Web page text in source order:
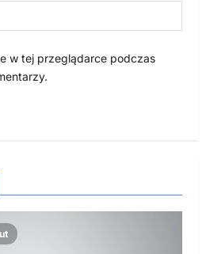
w tej przeglądarce podczas